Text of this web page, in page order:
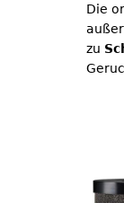
Die
zu